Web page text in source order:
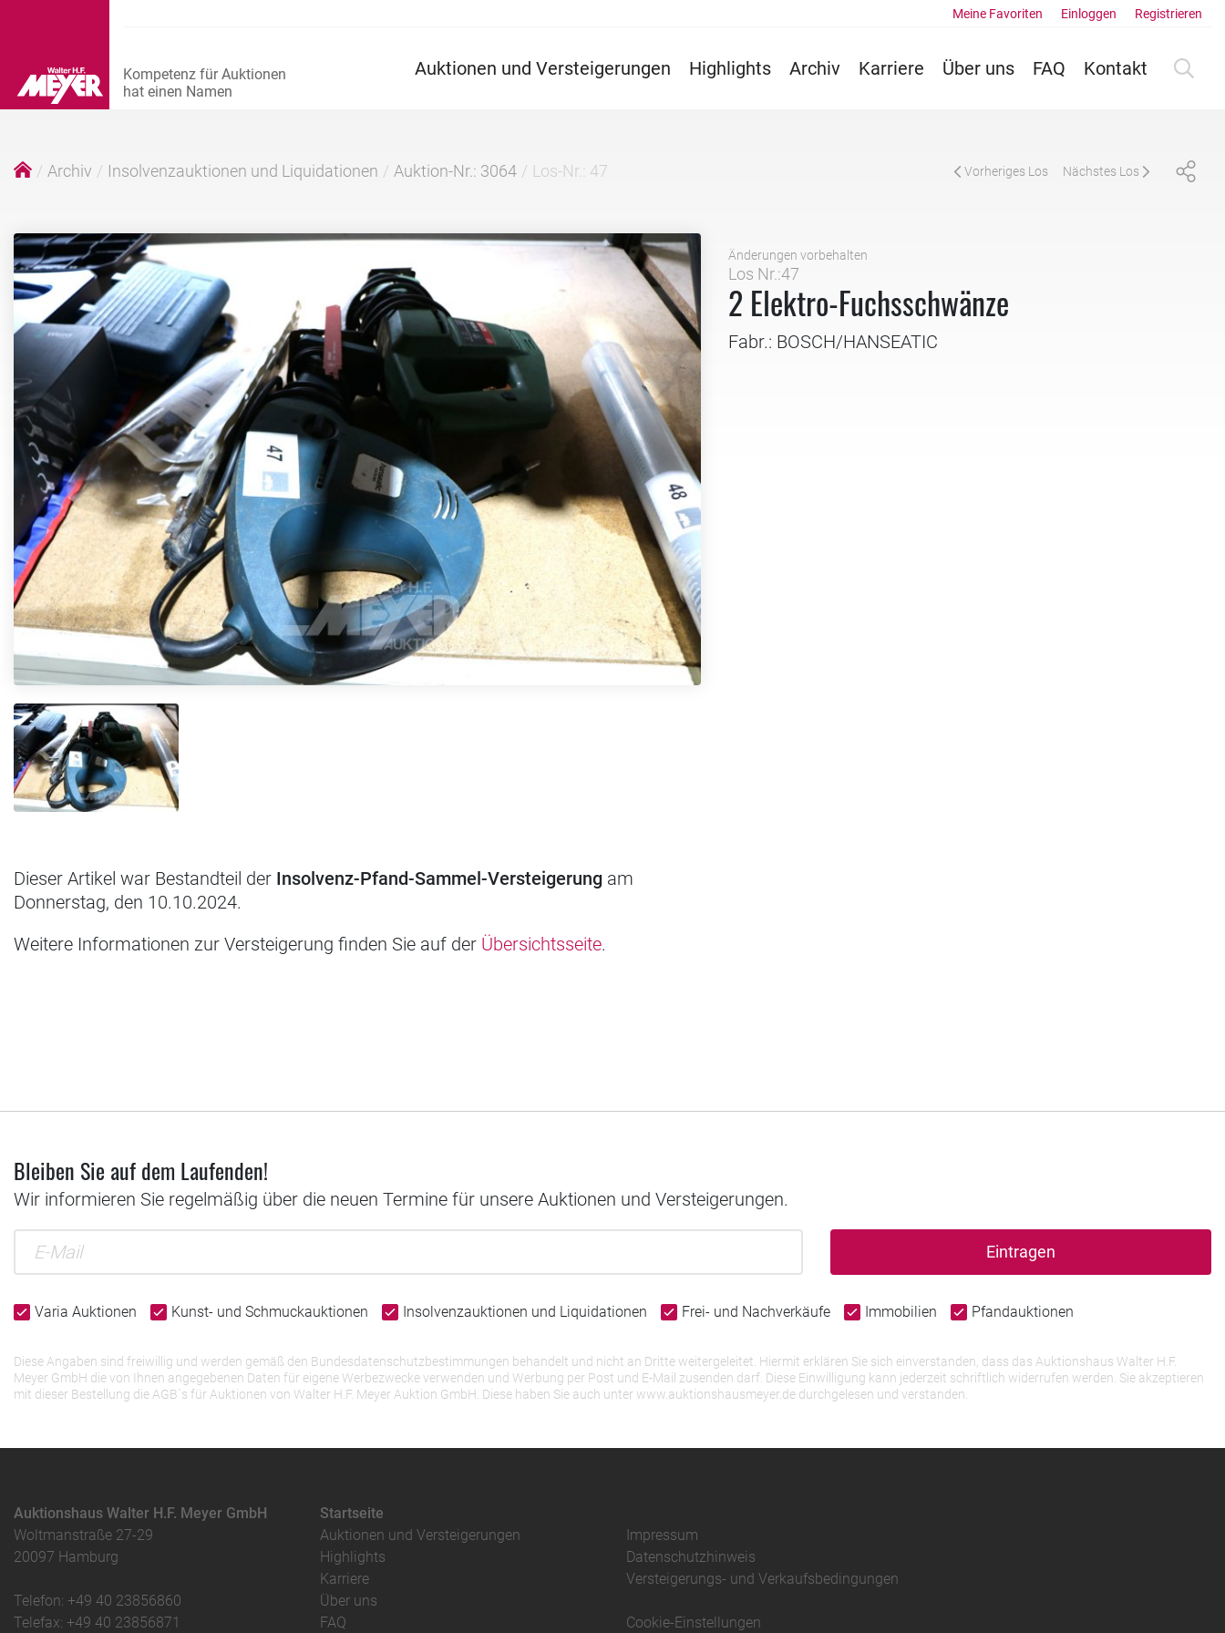
Auktionen und Versteigerungen Highlights Archiv Karriere Über uns FAQ Kontakt
Meine Favoriten Einloggen Registrieren
Archiv Insolvenzauktionen und Liquidationen Auktion-Nr.: 3064 Los-Nr.: 47 Vorheriges Los Nächstes Los
Änderungen vorbehalten
Los Nr.:47
2 Elektro-Fuchsschwänze
Fabr.: BOSCH/HANSEATIC
Dieser Artikel war Bestandteil der Insolvenz-Pfand-Sammel-Versteigerung am
Donnerstag, den 10.10.2024.
Weitere Informationen zur Versteigerung finden Sie auf der Übersichtsseite.
Bleiben Sie auf dem Laufenden!
Wir informieren Sie regelmäßig über die neuen Termine für unsere Auktionen und Versteigerungen.
Eintragen
Varia Auktionen Kunst- und Schmuckauktionen Insolvenzauktionen und Liquidationen Frei- und Nachverkäufe Immobilien Pfandauktionen
Diese Angaben sind freiwillig und werden gemäß den Bundesdatenschutzbestimmungen behandelt und nicht an Dritte weitergeleitet. Hiermit erklären Sie sich einverstanden, dass das Auktionshaus Walter H.F.
Meyer GmbH die von Ihnen angegebenen Daten für eigene Werbezwecke verwenden und Werbung per Post und E-Mail zusenden darf. Diese Einwilligung kann jederzeit schriftlich widerrufen werden. Sie akzeptieren
mit dieser Bestellung die AGB`s für Auktionen von Walter H.F. Meyer Auktion GmbH. Diese haben Sie auch unter www.auktionshausmeyer.de durchgelesen und verstanden.
Auktionshaus Walter H.F. Meyer GmbH
Woltmanstraße 27-29
20097 Hamburg
Telefon: +49 40 23856860
Telefax: +49 40 23856871
Startseite
Auktionen und Versteigerungen
Highlights
Karriere
Über uns
FAQ
Impressum
Datenschutzhinweis
Versteigerungs- und Verkaufsbedingungen
Cookie-Einstellungen